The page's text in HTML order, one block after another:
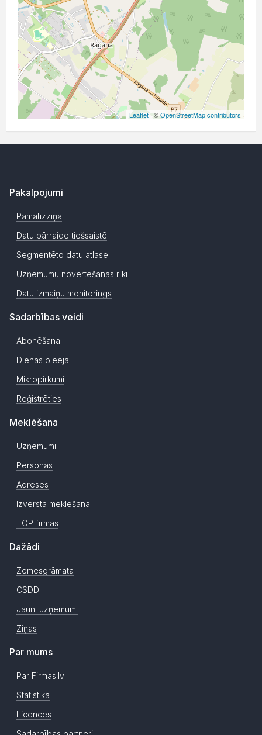
Leaflet | ©OpenStreetMap contributors
Pakalpojumi
Pamatizziņa
Datu pārraide tiešsaistē
Segmentēto datu atlase
Uzņēmumu novērtēšanas rīki
Datu izmaiņu monitorings
Sadarbības veidi
Abonēšana
Dienas pieeja
Mikropirkumi
Reģistrēties
Meklēšana
Uzņēmumi
Personas
Adreses
Izvērstā meklēšana
TOP firmas
Dažādi
Zemesgrāmata
CSDD
Jauni uzņēmumi
Ziņas
Par mums
Par Firmas.lv
Statistika
Licences